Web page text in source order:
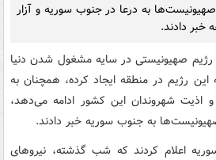
به درعا در جنوب سوریه و آزار
خبر دادند.
رژیم صهیونیستی در سایه مشغول شدن دنیا
رژیم در منطقه ایجاد کرده، همچنان به
و اذیت شهروندان این کشور ادامه می‌دهد،
به جنوب سوریه خبر دادند.
اعلام کردند که شب گذشته، نیروهای